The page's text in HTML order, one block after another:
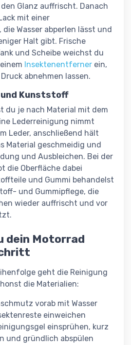
den Glanz auffrischt. Danach
mit einer
, die Wasser abperlen lässt und
Halt gibt. Frische
und Scheibe weichst du
Insektenentferner ein,
abnehmen lassen.
Kunststoff
du je nach Material mit dem
Lederreinigung nimmt
Leder, anschließend hält
Material geschmeidig und
und Ausbleichen. Bei der
die Oberfläche dabei
und Gummi behandelst
und Gummipflege, die
wieder auffrischt und vor
dein Motorrad
geht die Reinigung
die Materialien:
vorab mit Wasser
einweichen
einsprühen, kurz
und gründlich abspülen